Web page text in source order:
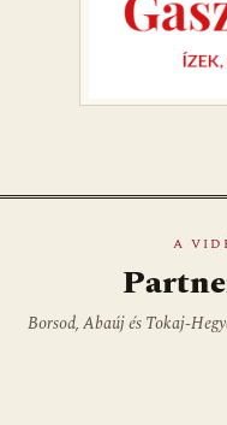
A
Borsod, Abaúj és Tokaj-